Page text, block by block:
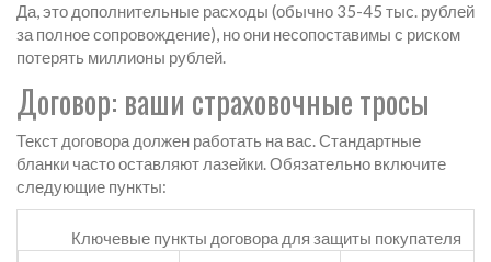
Да, это дополнительные расходы (обычно 35-45 тыс. рублей
за полное сопровождение), но они несопоставимы с риском
потерять миллионы рублей.
Договор: ваши страховочные тросы
Текст договора должен работать на вас. Стандартные
бланки часто оставляют лазейки. Обязательно включите
следующие пункты:
Ключевые пункты договора для защиты покупателя